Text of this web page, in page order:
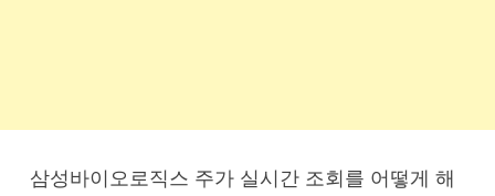
삼성바이오로직스 주가 실시간 조회를 어떻게 해